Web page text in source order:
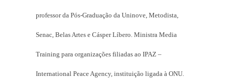
professor da Pós-Graduação da Uninove, Metodista,
Senac, Belas Artes e Cásper Líbero. Ministra Media
Training para organizações filiadas ao IPAZ –
International Peace Agency, instituição ligada à ONU.